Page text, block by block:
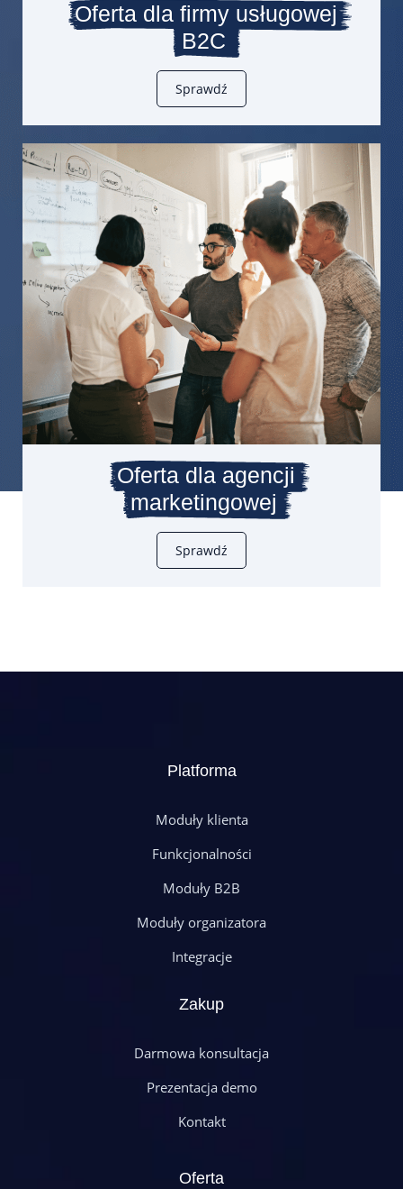
Oferta dla firmy usługowej
B2C
Sprawdź
Oferta dla agencji
marketingowej
Sprawdź
Platforma
Moduły klienta
Funkcjonalności
Moduły B2B
Moduły organizatora
Integracje
Zakup
Darmowa konsultacja
Prezentacja demo
Kontakt
Oferta